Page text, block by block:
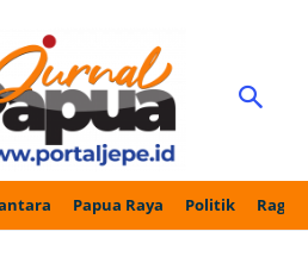
Papua Raya Politik